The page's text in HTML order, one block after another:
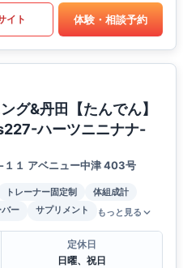
イト 体験・相談予約
グ&丹田【たんでん】
ハーツニニナナ-
１１ アベニュー中津 403号
トレーナー固定制
体組成計
ー サプリメント もっと見る
定休日
日曜、祝日